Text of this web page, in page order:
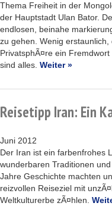
Thema Freiheit in der
der Hauptstadt Ulan Bator.
endlosen, beinahe
zu gehen. Wenig
PrivatsphÃ¤re ein
sind alles. Weiter »
Reisetipp Iran: Ein
Juni 2012
Der Iran ist ein farbenfrohes
wunderbaren Traditionen
Jahre Geschichte machten
reizvollen Reiseziel mit
Weltkulturerbe zÃ¤hlen.